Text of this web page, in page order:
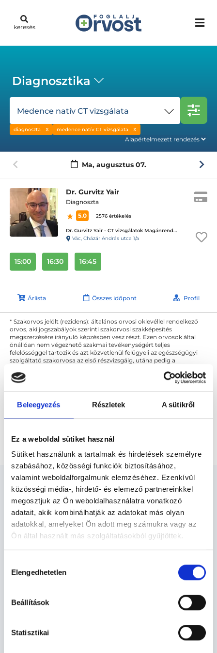
Beleegyezés Részletek A sütikről
Ez a weboldal sütiket használ
Sütiket használunk a tartalmak és hirdetések személyre
szabásához, közösségi funkciók biztosításához,
valamint weboldalforgalmunk elemzéséhez. Ezenkívül
közösségi média-, hirdető- és elemező partnereinkkel
megosztjuk az Ön weboldalhasználatra vonatkozó
adatait, akik kombinálhatják az adatokat más olyan
adatokkal, amelyeket Ön adott meg számukra vagy az
Ön által használt más szolgáltatásokból gyűjtöttek.
szabályzat:https://foglaljorvost.hu/info/foglaljorvost-
kiválasztása
Elengedhetetlen
Beállítások
Statisztikai
keresés
Diagnosztika
Medence natív CT vizsgálata
diagnoszta medence natív CT vizsgálata
Ma, augusztus 07.
Dr. Gurvitz Yair
Diagnoszta
5.0
2576 értékelés
Dr. Gurvitz Yair - CT vizsgálatok Magánrendelése
Vác, Cházár András utca 1/a
15:00 16:30 16:45
Árlista Összes időpont Profil
* Szakorvos jelölt (rezidens): általános orvosi oklevéllel rendelkező
orvos, aki jogszabályok szerinti szakorvosi szakképesítés
megszerzésére irányuló képzésben vesz részt. Ezen orvosok által
önállóan nem végezhető szakmai tevékenységért teljes
felelősséggel tartozik és azt közvetlenül felügyeli az egészségügyi
szolgáltató szakorvosa az első részvizsgáig, utána pedig a
felelősségét kizárja esetleges névazonosságért bármely szakorvos
és szakorvosjelölt esetén.
Főoldal Diagnoszta
Medence natív CT vizsgálata
Diagnoszta - Diagnosztika
SZAKTERÜLETEK
Szolgáltatások